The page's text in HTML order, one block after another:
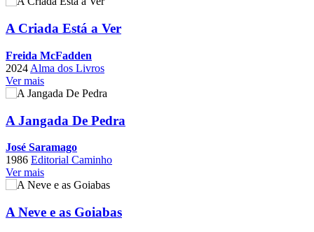
A Criada Está a Ver
Freida McFadden
2024 Alma dos Livros
Ver mais
A Jangada De Pedra
José Saramago
1986 Editorial Caminho
Ver mais
A Neve e as Goiabas